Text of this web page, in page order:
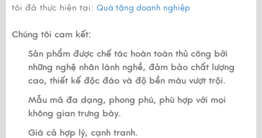
tôi đã thực hiện tại: Quà tặng doanh nghiệp
Chúng tôi cam kết:
Sản phẩm được chế tác hoàn toàn thủ công bởi
những nghệ nhân lành nghề, đảm bảo chất lượng
cao, thiết kế độc đáo và độ bền màu vượt trội.
Mẫu mã đa dạng, phong phú, phù hợp với mọi
không gian trưng bày.
Giá cả hợp lý, cạnh tranh.